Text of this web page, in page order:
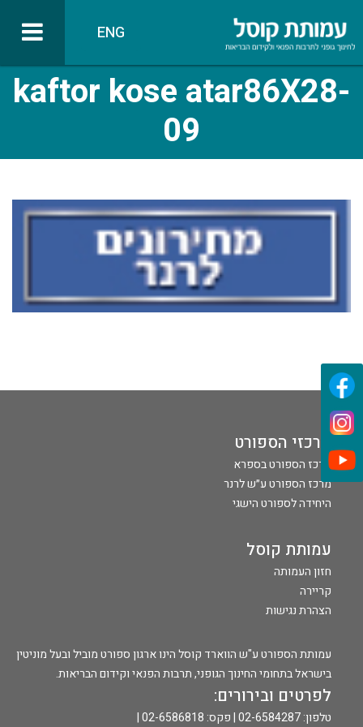
ENG
kaftor kose atar86X28-
09
מרכזי הספורט
מרכז הספורט בספרא
מרכז הספורט ע״ש לרנר
היחידה לספורט הישגי
עמותת קוסל
חזון העמותה
קריירה
הצהרת נגישות
עמותת הספורט ע"ש הווארד קוסל הינו ארגון ספורט מוביל ובעל מוניטין
בישראל בתחומי החינוך הגופני, תרבות הפנאי וקידום הבריאות.
לפרטים ובירורים:
טלפון: 02-6584287 | פקס: 02-6586818 |